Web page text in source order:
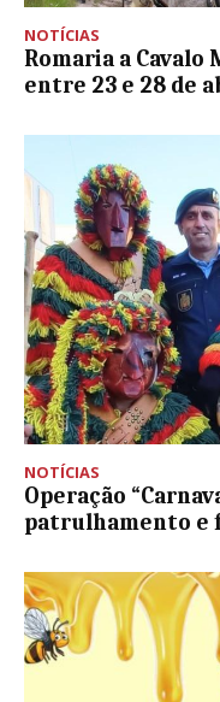
NOTÍCIAS
Romaria a
entre 23 e 28 de
NOTÍCIAS
Operação
patrulhamento e